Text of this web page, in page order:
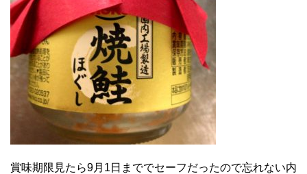
賞味期限見たら9月1日まででセーフだったので忘れない内